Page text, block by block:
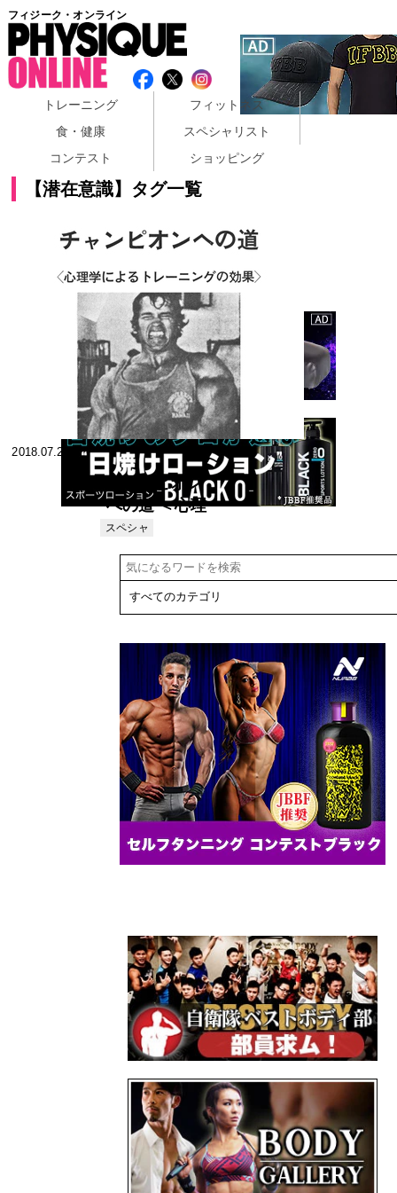
フィジーク・オンライン
トレーニング
フィットネス
食・健康
スペシャリスト
コンテスト
ショッピング
【潜在意識】タグ一覧
2018.07.26
チャンピオン
への道 ＜心理
学によるトレ
果＞ 1976年
3月号
スペシャ